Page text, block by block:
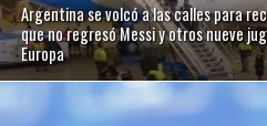
Argentina se volcó a las calles para
que no regresó Messi y otros nueve
Europa